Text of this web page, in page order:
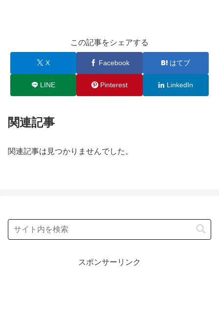
この記事をシェアする
X Facebook はてブ
LINE Pinterest LinkedIn
関連記事
関連記事は見つかりませんでした。
スポンサーリンク